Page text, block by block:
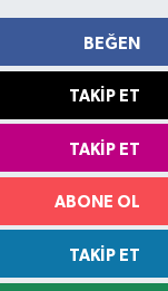
BEĞEN
TAKIP ET
TAKIP ET
ABONE OL
TAKIP ET